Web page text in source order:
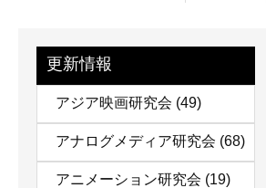
更新情報
アジア映画研究会 (49)
アナログメディア研究会 (68)
アニメーション研究会 (19)